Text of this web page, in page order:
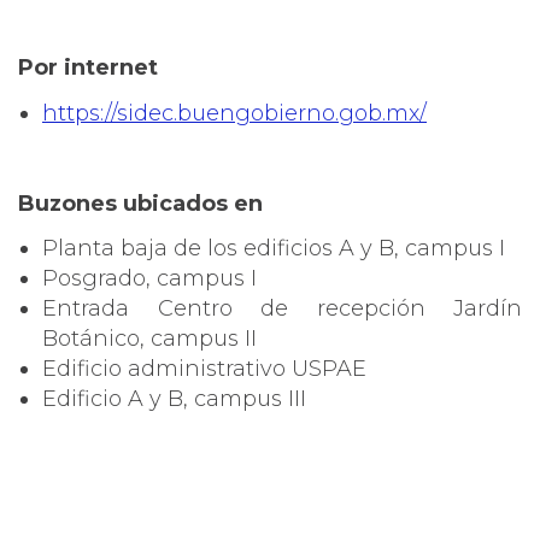
Por internet
https://sidec.buengobierno.gob.mx/
Buzones ubicados en
Planta baja de los edificios A y B, campus I
Posgrado, campus I
Entrada Centro de recepción Jardín
Botánico, campus II
Edificio administrativo USPAE
Edificio A y B, campus III